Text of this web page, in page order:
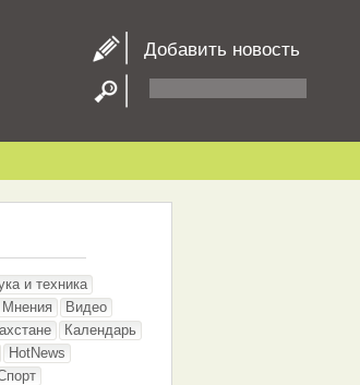
Добавить новость
и техника
Мнения
Видео
Календарь
HotNews